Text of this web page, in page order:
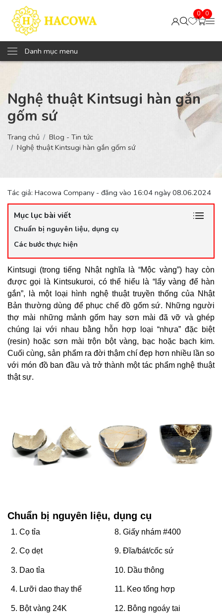
0 0
Danh mục menu
Nghệ thuật Kintsugi hàn gắn
gốm sứ
Trang chủ
Blog - Tin tức
Nghệ thuật Kintsugi hàn gắn gốm sứ
Tác giả: Hacowa Company - đăng vào 16:04 ngày 08.06.2024
Mục lục bài viết
Chuẩn bị nguyên liệu, dụng cụ
Các bước thực hiện
Kintsugi (trong tiếng Nhật nghĩa là “Mộc vàng”) hay còn
được gọi là Kintsukuroi, có thể hiểu là “lấy vàng để hàn
gắn”, là một loại hình nghệ thuật truyền thống của Nhật
Bản thường dùng để phục chế đồ gốm sứ. Những người
thợ mài những mảnh gốm hay sơn mài đã vỡ và ghép
chúng lại với nhau bằng hỗn hợp loại “nhựa” đặc biệt
(resin) hoặc sơn mài trộn bột vàng, bạc hoặc bạch kim.
Cuối cùng, sản phẩm ra đời thậm chí đẹp hơn nhiều lần so
với món đồ ban đầu và trở thành một tác phẩm nghệ thuật
thật sự.
Chuẩn bị nguyên liệu, dụng cụ
1. Cọ tỉa
2. Cọ dẹt
3. Dao tỉa
4. Lưỡi dao thay thế
5. Bột vàng 24K
8. Giấy nhám #400
9. Đĩa/bát/cốc sứ
10. Dầu thông
11. Keo tổng hợp
12. Bông ngoáy tai